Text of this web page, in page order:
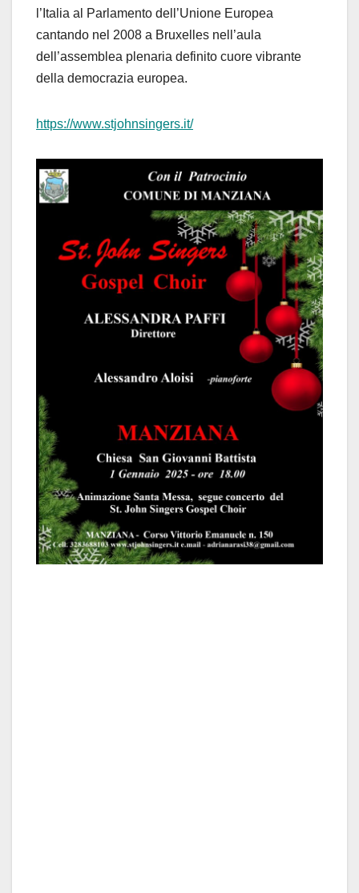
l’Italia al Parlamento dell’Unione Europea
cantando nel 2008 a Bruxelles nell’aula
dell’assemblea plenaria definito cuore vibrante
della democrazia europea.
https://www.stjohnsingers.it/